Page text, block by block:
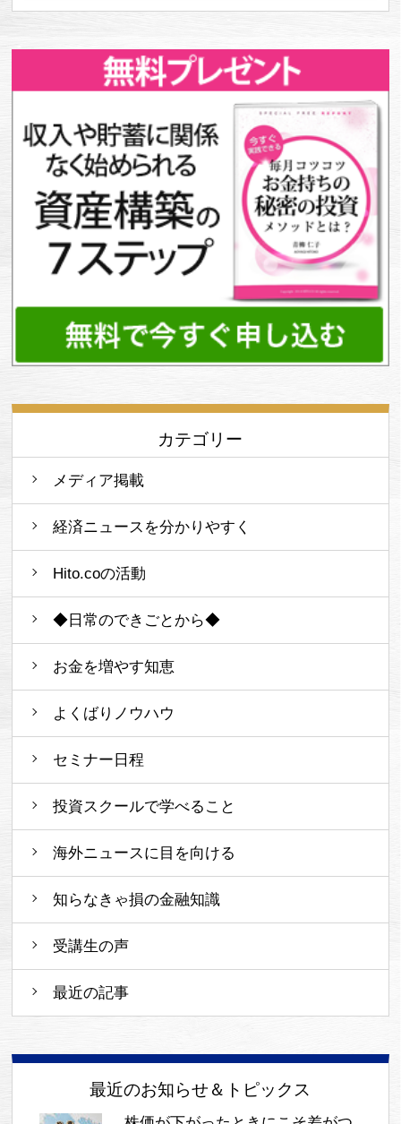
カテゴリー
メディア掲載
経済ニュースを分かりやすく
Hito.coの活動
◆日常のできごとから◆
お金を増やす知恵
よくばりノウハウ
セミナー日程
投資スクールで学べること
海外ニュースに目を向ける
知らなきゃ損の金融知識
受講生の声
最近の記事
最近のお知らせ＆トピックス